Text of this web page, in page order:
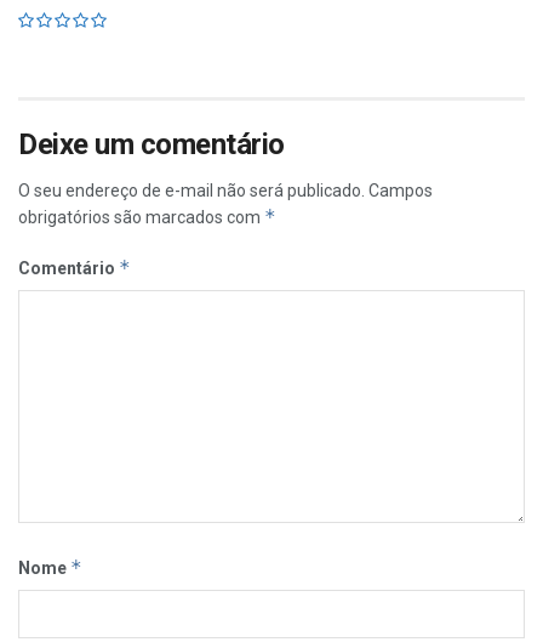
Deixe um comentário
O seu endereço de e-mail não será publicado. Campos
obrigatórios são marcados com *
Comentário *
Nome *